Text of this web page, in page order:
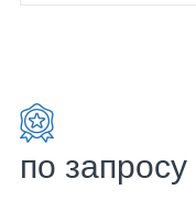
по запросу